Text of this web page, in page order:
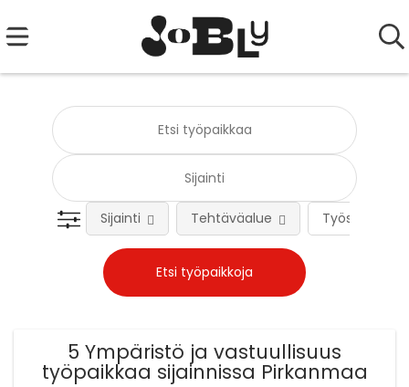
Työsuhteen
Sijainti Tehtäväalue
5 Ympäristö ja vastuullisuus
työpaikkaa sijainnissa Pirkanmaa